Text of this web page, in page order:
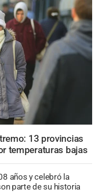
13 provincias
temperaturas bajas
años y celebró la
parte de su historia